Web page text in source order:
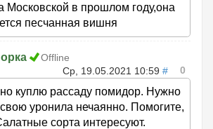
Московской в прошлом году,она
песчанная вишня
Offline
Ср, 19.05.2021 10:59 # 0
куплю рассаду помидор. Нужно
уронила нечаянно. Помогите,
сорта интересуют.